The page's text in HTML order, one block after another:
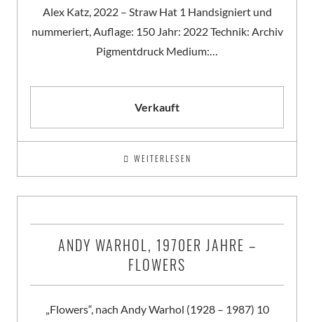
Alex Katz, 2022 – Straw Hat 1 Handsigniert und
nummeriert, Auflage: 150 Jahr: 2022 Technik: Archiv
Pigmentdruck Medium:…
Verkauft
WEITERLESEN
ANDY WARHOL, 1970ER JAHRE –
FLOWERS
„Flowers“, nach Andy Warhol (1928 – 1987) 10